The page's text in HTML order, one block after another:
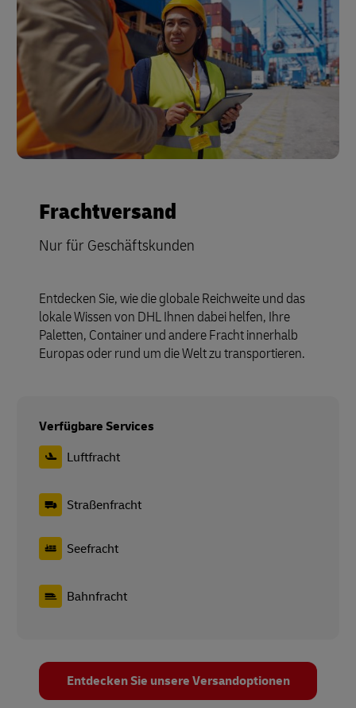
Frachtversand
Nur für Geschäftskunden
Entdecken Sie, wie die globale Reichweite und das
lokale Wissen von DHL Ihnen dabei helfen, Ihre
Paletten, Container und andere Fracht innerhalb
Europas oder rund um die Welt zu transportieren.
Verfügbare Services
Luftfracht
Straßenfracht
Seefracht
Bahnfracht
Entdecken Sie unsere Versandoptionen